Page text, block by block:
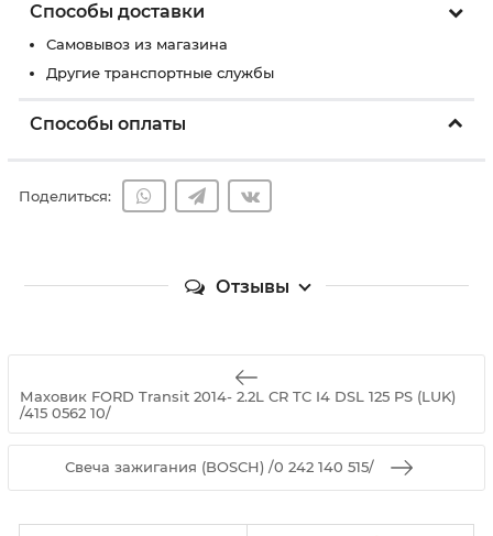
Способы доставки
Самовывоз из магазина
Другие транспортные службы
Способы оплаты
Поделиться:
Отзывы
Маховик FORD Transit 2014- 2.2L CR TC I4 DSL 125 PS (LUK)
/415 0562 10/
Свеча зажигания (BOSCH) /0 242 140 515/